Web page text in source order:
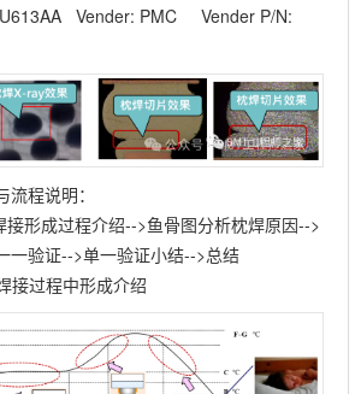
Vender: PMC Vender P/N:
程说明：
形成过程介绍-->鱼骨图分析枕焊原因-->
一验证-->单一验证小结-->总结
接过程中形成介绍